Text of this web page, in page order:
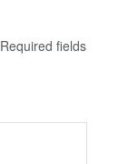
Required fields